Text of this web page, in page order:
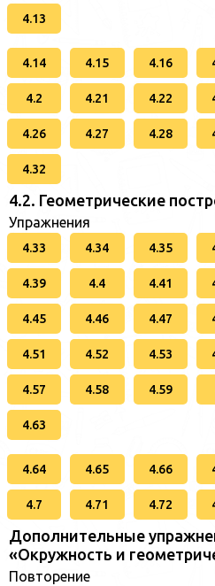
4.13
4.14 4.15 4.16
4.2 4.21 4.22
4.26 4.27 4.28
4.32
4.2. Геометрические
Упражнения
4.33 4.34 4.35
4.39 4.4 4.41
4.45 4.46 4.47
4.51 4.52 4.53
4.57 4.58 4.59
4.63
4.64 4.65 4.66
4.7 4.71 4.72
Дополнительные
«Окружность и
Повторение